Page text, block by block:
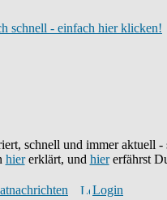
schnell - einfach hier klicken!
schnell und immer aktuell -
hiererklärt, und hiererfährst
Login